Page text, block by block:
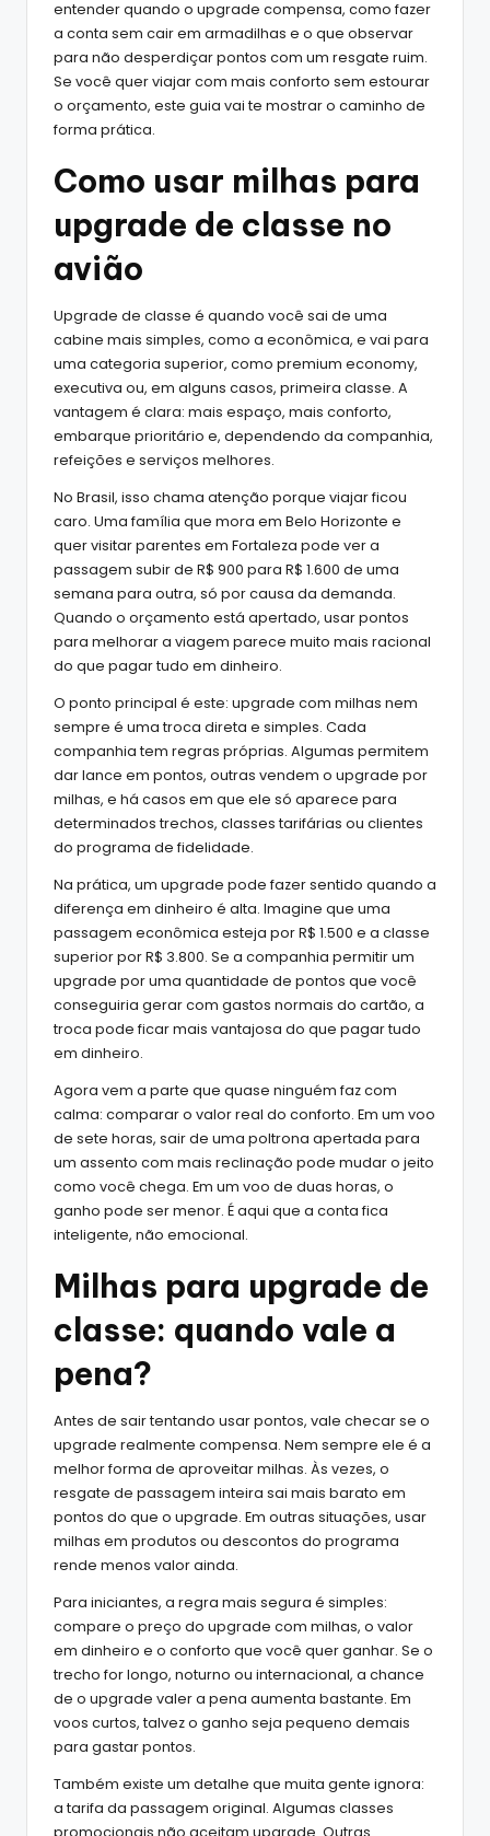
entender quando o upgrade compensa, como fazer
a conta sem cair em armadilhas e o que observar
para não desperdiçar pontos com um resgate ruim.
Se você quer viajar com mais conforto sem estourar
o orçamento, este guia vai te mostrar o caminho de
forma prática.
Como usar milhas para
upgrade de classe no
avião
Upgrade de classe é quando você sai de uma
cabine mais simples, como a econômica, e vai para
uma categoria superior, como premium economy,
executiva ou, em alguns casos, primeira classe. A
vantagem é clara: mais espaço, mais conforto,
embarque prioritário e, dependendo da companhia,
refeições e serviços melhores.
No Brasil, isso chama atenção porque viajar ficou
caro. Uma família que mora em Belo Horizonte e
quer visitar parentes em Fortaleza pode ver a
passagem subir de R$ 900 para R$ 1.600 de uma
semana para outra, só por causa da demanda.
Quando o orçamento está apertado, usar pontos
para melhorar a viagem parece muito mais racional
do que pagar tudo em dinheiro.
O ponto principal é este: upgrade com milhas nem
sempre é uma troca direta e simples. Cada
companhia tem regras próprias. Algumas permitem
dar lance em pontos, outras vendem o upgrade por
milhas, e há casos em que ele só aparece para
determinados trechos, classes tarifárias ou clientes
do programa de fidelidade.
Na prática, um upgrade pode fazer sentido quando a
diferença em dinheiro é alta. Imagine que uma
passagem econômica esteja por R$ 1.500 e a classe
superior por R$ 3.800. Se a companhia permitir um
upgrade por uma quantidade de pontos que você
conseguiria gerar com gastos normais do cartão, a
troca pode ficar mais vantajosa do que pagar tudo
em dinheiro.
Agora vem a parte que quase ninguém faz com
calma: comparar o valor real do conforto. Em um voo
de sete horas, sair de uma poltrona apertada para
um assento com mais reclinação pode mudar o jeito
como você chega. Em um voo de duas horas, o
ganho pode ser menor. É aqui que a conta fica
inteligente, não emocional.
Milhas para upgrade de
classe: quando vale a
pena?
Antes de sair tentando usar pontos, vale checar se o
upgrade realmente compensa. Nem sempre ele é a
melhor forma de aproveitar milhas. Às vezes, o
resgate de passagem inteira sai mais barato em
pontos do que o upgrade. Em outras situações, usar
milhas em produtos ou descontos do programa
rende menos valor ainda.
Para iniciantes, a regra mais segura é simples:
compare o preço do upgrade com milhas, o valor
em dinheiro e o conforto que você quer ganhar. Se o
trecho for longo, noturno ou internacional, a chance
de o upgrade valer a pena aumenta bastante. Em
voos curtos, talvez o ganho seja pequeno demais
para gastar pontos.
Também existe um detalhe que muita gente ignora:
a tarifa da passagem original. Algumas classes
promocionais não aceitam upgrade. Outras